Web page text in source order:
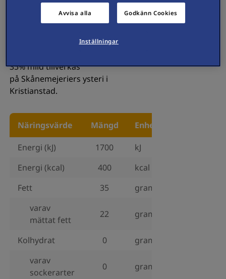
matlagningen. Skånemejerier Präst
35% mild är gjord på
Sverige med de högsta kraven på
35% mild tillverkas
på Skånemejeriers ysteri i
Kristianstad.
Näringsvärde Mängd
Enhet
Energi (kJ)
1700
kJ
Energi (kcal)
400
kcal
Fett
35
gram
varav
mättat fett
22 gram
Kolhydrat 0
gram
varav
sockerarter
0 gram
Avvisa alla Godkänn Cookies
Inställningar